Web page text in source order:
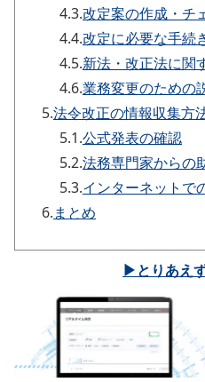
4.3.改定案の作成・チ
4.4.改定に必要な手続
4.5.新法・改正法に関
4.6.業務変更のための
5.法令改正の情報収集方
5.1.公式発表の確認
5.2.法務専門家からの
5.3.インターネットで
6.まとめ
▶とりあえ